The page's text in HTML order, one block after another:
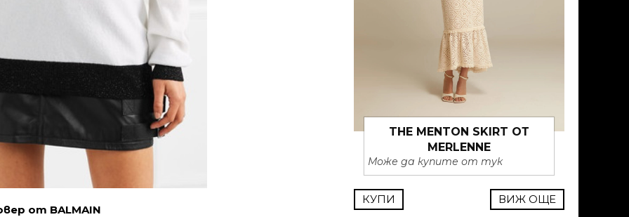
от BALMAIN
THE MENTON SKIRT ОТ
MERLENNE
Може да купите от тук
КУПИ ВИЖ ОЩЕ